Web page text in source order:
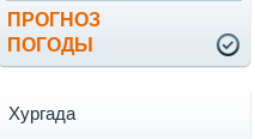
ПРОГНОЗ
ПОГОДЫ
Хургада